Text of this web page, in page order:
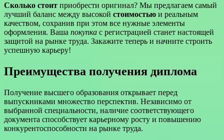
Сколько стоит приобрести оригинал? Мы предлагаем самый
лучший баланс между высокой стоимостью и реальным
качеством, сохранив при этом все нужные элементы
оформления. Ваша покупка с регистрацией станет настоящей
защитой на рынке труда. Закажите теперь и начните строить
успешную карьеру!
Преимущества получения диплома
Получение высшего образования открывает перед
выпускниками множество перспектив. Независимо от
выбранной специальности, наличие соответствующего
документа способствует карьерному росту и повышению
конкурентоспособности на рынке труда.